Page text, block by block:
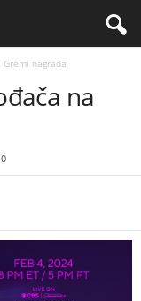
nagrada
na
0